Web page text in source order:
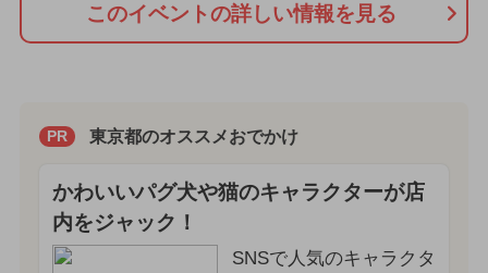
このイベントの詳しい情報を見る
PR 東京都のオススメおでかけ
かわいいパグ犬や猫のキャラクターが店
内をジャック！
SNSで人気のキャラクタ